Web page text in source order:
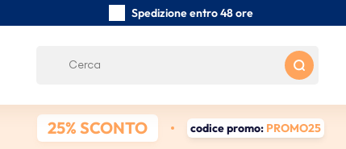
Spedizione entro 48 ore
25% SCONTO codice promo: PROMO25